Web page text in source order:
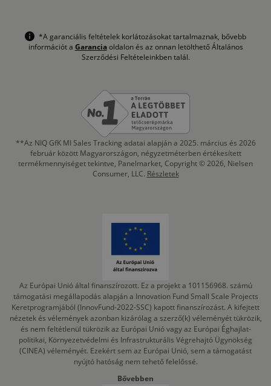
*A garanciális feltételek korlátozásokat tartalmaznak, bővebb
információt a Garanciaoldalon és az onnan letölthető Általános
Szerződési Feltételeinkben talál.
**Az NIQ GfK MI Sales Tracking adatai alapján a 2025. március és 2026
február között Magyarországon, négyzetméterben értékesített
termékmennyiséget tekintve, Panelmarket, Copyright © 2026, Nielsen
Consumer, LLC. Részletek
Az Európai Unió által finanszírozott. Ez a projekt a 101156968. számú
támogatási megállapodás alapján a Innovation Fund Small Scale Projects
Keretprogramjából (InnovFund-2022-SSC) kapott finanszírozást. A kifejtett
nézetek és vélemények azonban kizárólag a szerző(k) véleményét tükrözik,
és nem feltétlenül tükrözik az Európai Unió vagy az Európai Éghajlat-
politikai, Környezetvédelmi és Infrastrukturális Végrehajtó Ügynökség
(CINEA) véleményét. Ezekért sem az Európai Unió, sem a támogatást
nyújtó hatóság nem tehető felelőssé.
Bővebben